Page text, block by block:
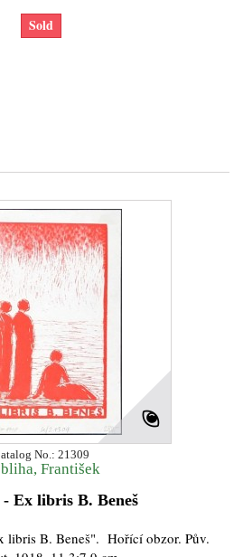
Sold
No.: 21309
František
Ex libris B. Beneš
libris B. Beneš". Hořící obzor. Pův.